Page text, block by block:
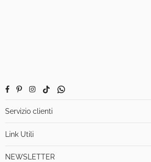
FacebookPinterestInstagram
TikTokWhatsapp
Servizio clienti
Link Utili
NEWSLETTER